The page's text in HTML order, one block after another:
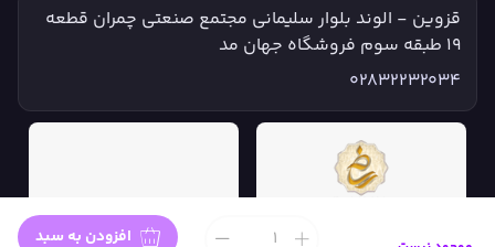
افزودن به سبد
قزوین - الوند بلوار سلیمانی مجتمع صنعتی چمران قطعه
۱۹ طبقه سوم فروشگاه جهان مد
02832232034